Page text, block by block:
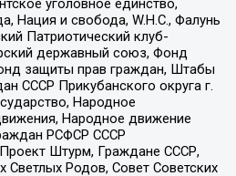
Нация и свобода, W.H.С., Фалунь
Патриотический клуб-
державный союз, Фонд
защиты прав граждан, Штабы
СССР Прикубанского округа г.
Народное
Народное движение
РСФСР СССР
Штурм, Граждане СССР,
Родов, Совет Советских